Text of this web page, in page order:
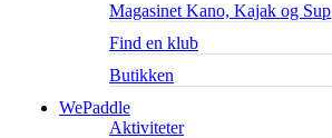
Magasinet Kano, Kajak og Sup
Find en klub
Butikken
WePaddle
Aktiviteter